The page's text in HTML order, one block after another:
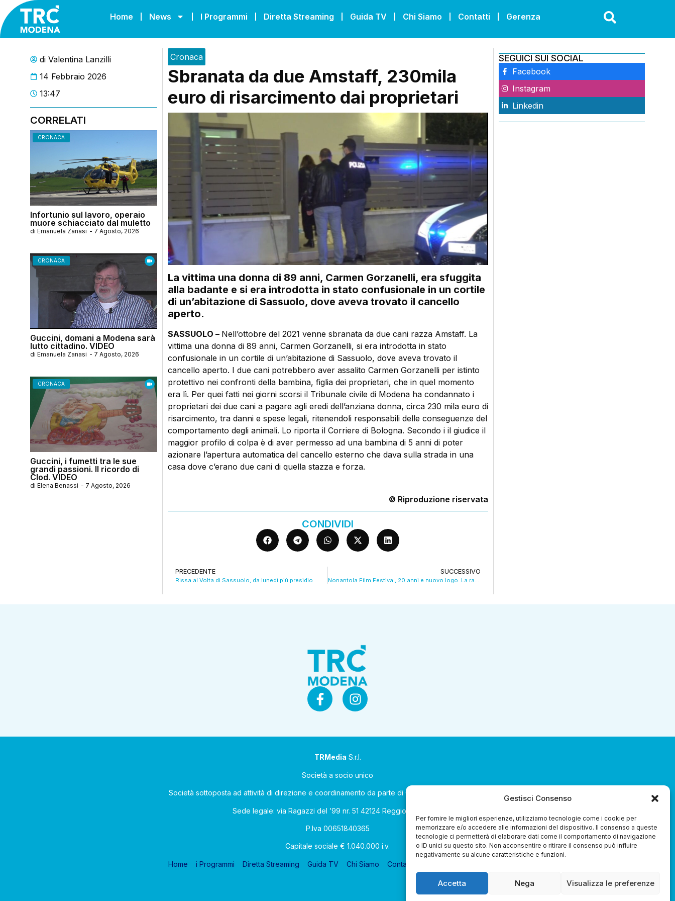
Gestisci Consenso
Per fornire le migliori esperienze, utilizziamo tecnologie come i cookie per
memorizzare e/o accedere alle informazioni del dispositivo. Il consenso a queste
tecnologie ci permetterà di elaborare dati come il comportamento di navigazione
o ID unici su questo sito. Non acconsentire o ritirare il consenso può influire
negativamente su alcune caratteristiche e funzioni.
Accetta Nega Visualizza le preferenze
Home News I Programmi Diretta Streaming Guida TV Chi Siamo Contatti Gerenza
di Valentina Lanzilli
14 Febbraio 2026
13:47
CORRELATI
CRONACA
Infortunio sul lavoro, operaio
muore schiacciato dal muletto
di Emanuela Zanasi - 7 Agosto, 2026
CRONACA
Guccini, domani a Modena sarà
lutto cittadino. VIDEO
di Emanuela Zanasi - 7 Agosto, 2026
CRONACA
Guccini, i fumetti tra le sue
grandi passioni. Il ricordo di
Clod. VIDEO
di Elena Benassi - 7 Agosto, 2026
Cronaca
Sbranata da due Amstaff, 230mila
euro di risarcimento dai proprietari
La vittima una donna di 89 anni, Carmen Gorzanelli, era sfuggita
alla badante e si era introdotta in stato confusionale in un cortile
di un’abitazione di Sassuolo, dove aveva trovato il cancello
aperto.
SASSUOLO – Nell’ottobre del 2021 venne sbranata da due cani razza Amstaff. La
vittima una donna di 89 anni, Carmen Gorzanelli, si era introdotta in stato
confusionale in un cortile di un’abitazione di Sassuolo, dove aveva trovato il
cancello aperto. I due cani potrebbero aver assalito Carmen Gorzanelli per istinto
protettivo nei confronti della bambina, figlia dei proprietari, che in quel momento
era lì. Per quei fatti nei giorni scorsi il Tribunale civile di Modena ha condannato i
proprietari dei due cani a pagare agli eredi dell’anziana donna, circa 230 mila euro di
risarcimento, tra danni e spese legali, ritenendoli responsabili delle conseguenze del
comportamento degli animali. Lo riporta il Corriere di Bologna. Secondo i il giudice il
maggior profilo di colpa è di aver permesso ad una bambina di 5 anni di poter
azionare l’apertura automatica del cancello esterno che dava sulla strada in una
casa dove c’erano due cani di quella stazza e forza.
© Riproduzione riservata
CONDIVIDI
PRECEDENTE
Rissa al Volta di Sassuolo, da lunedì più presidio
SUCCESSIVO
SEGUICI SUI SOCIAL
Facebook
Instagram
Linkedin
TRMedia S.r.l.
Società a socio unico
Società sottoposta ad attività di direzione e coordinamento da parte di Coop Alleanza 3.0 Soc. Coop.
Sede legale: via Ragazzi del ’99 nr. 51 42124 Reggio Emilia (RE)
P.Iva 00651840365
Capitale sociale € 1.040.000 i.v.
Home i Programmi Diretta Streaming Guida TV Chi Siamo Contatti